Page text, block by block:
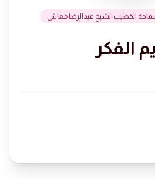
الخطيب الشيخ عبدالرضا معاش
الفكر